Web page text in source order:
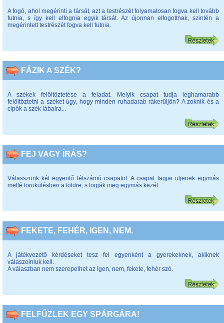
A fogó, ahol megérinti a társát, azt a testrészét folyamatosan fogva kell tovább
futnia, s így kell elfognia egyik társát. Az újonnan elfogottnak, szintén a
megérintett testrészét fogva kell futnia.
FÁZIK A SZÉK?
A székek felöltöztetése a feladat. Melyik csapat tudja leghamarabb
felöltöztetni a széket úgy, hogy minden ruhadarab rákerüljön? A zoknik és a
cipők a szék lábaira...
FEJ VAGY ÍRÁS?
Válasszunk két egyenlő létszámú csapatot. A csapat tagjai üljenek egymás
mellé törökülésben a földre, s fogják meg egymás kezét.
FEKETE, FEHÉR, IGEN, NEM.
A játékvezető kérdéseket tesz fel egyenként a gyerekeknek, akiknek
válaszolniuk kell.
A válaszban nem szerepelhet az igen, nem, fekete, fehér szó.
FELFŰZLEK EGY SPÁRGÁRA!